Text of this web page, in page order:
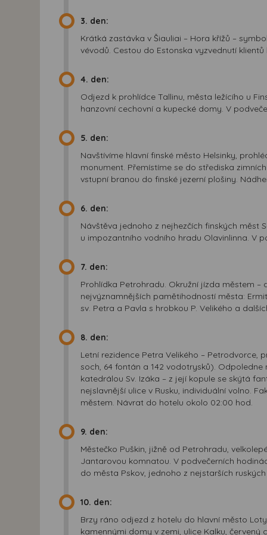
3. den:
Krátká zastávka v Šiauliai – Hora křížů –
vévodů. Cestou do Estonska vyzvednutí
4. den:
Odjezd k prohlídce Tallinu, města ležícího u
hanzovní cechovní a kupecké domy. V
5. den:
Navštívíme hlavní finské město Helsinky,
monument. Přemístíme se do střediska
vstupní branou do finské jezerní plošiny.
6. den:
Návštěva jednoho z nejhezčích finských měst
u impozantního vodního hradu Olavinlinna. V
7. den:
Prohlídka Petrohradu. Okružní jízda městem –
nejvýznamnějších pamětihodností města:
sv. Petra a Pavla s hrobkou P. Velikého a
8. den:
Letní rezidence Petra Velikého –
soch, 64 fontán a 142 vodotrysků).
katedrálou Sv. Izáka – z její kopule se skýtá
nejslavnější ulice v Rusku, individuální volno.
městem. Návrat do hotelu okolo 02:00 hod.
9. den:
Městečko Puškin, jižně od Petrohradu,
Jantarovou komnatou. V podvečerních
do města Pskov, jednoho z nejstarších
10. den:
Brzy ráno odjezd z hotelu do hlavní město
kamennými domy v zemi, ulice Kalku, červený